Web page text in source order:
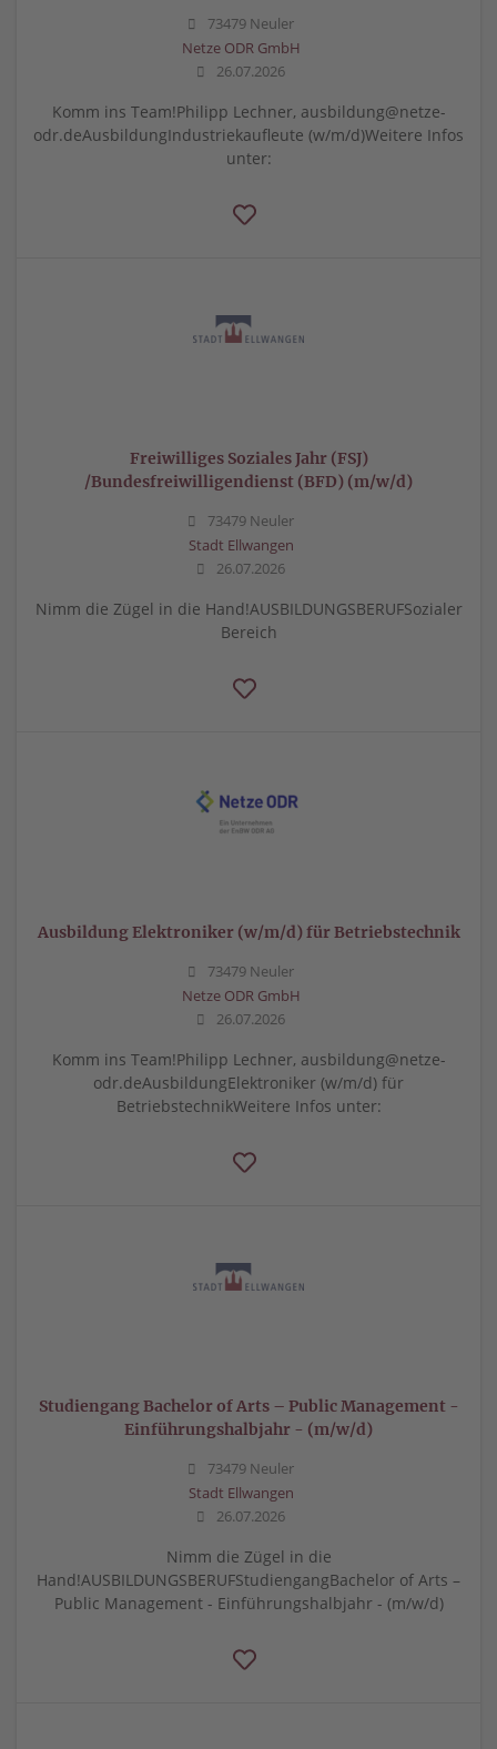
73479 Neuler
Netze ODR GmbH
26.07.2026
Komm ins Team!Philipp Lechner, ausbildung@netze-
odr.deAusbildungIndustriekaufleute (w/m/d)Weitere Infos
unter:
Freiwilliges Soziales Jahr (FSJ)
/Bundesfreiwilligendienst (BFD) (m/w/d)
73479 Neuler
Stadt Ellwangen
26.07.2026
Nimm die Zügel in die Hand!AUSBILDUNGSBERUFSozialer
Bereich
Ausbildung Elektroniker (w/m/d) für Betriebstechnik
73479 Neuler
Netze ODR GmbH
26.07.2026
Komm ins Team!Philipp Lechner, ausbildung@netze-
odr.deAusbildungElektroniker (w/m/d) für
BetriebstechnikWeitere Infos unter:
Studiengang Bachelor of Arts – Public Management -
Einführungshalbjahr - (m/w/d)
73479 Neuler
Stadt Ellwangen
26.07.2026
Nimm die Zügel in die
Hand!AUSBILDUNGSBERUFStudiengangBachelor of Arts –
Public Management - Einführungshalbjahr - (m/w/d)